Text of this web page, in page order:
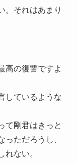
。それはあまり
高の復讐ですよ
しているような
て剛君はきっと
ただろうし、
れない。